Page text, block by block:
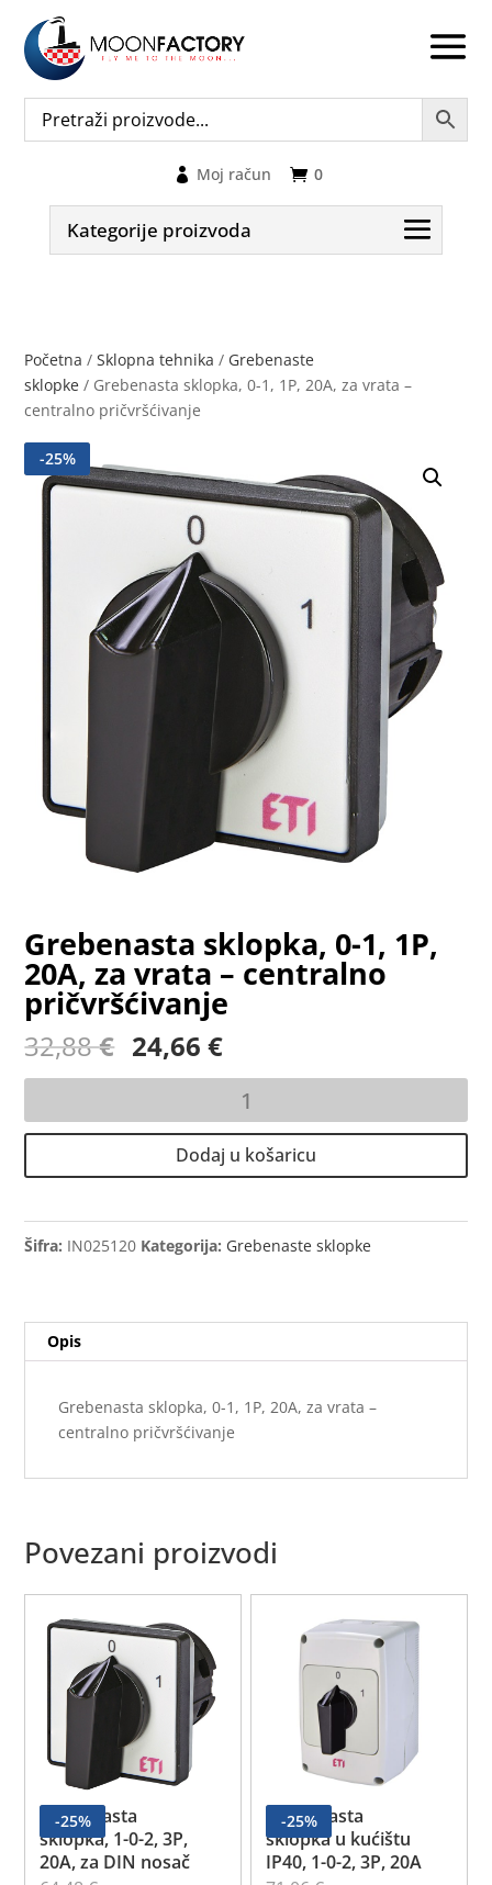
0
Moj račun
Kategorije proizvoda
Početna /Sklopna tehnika / Grebenaste
sklopke / Grebenasta sklopka, 0-1, 1P, 20A, za vrata –
centralno pričvršćivanje
-25%
Grebenasta sklopka, 0-1, 1P,
20A, za vrata – centralno
pričvršćivanje
32,88€ Izvorna
cijena
je:
32,88 €.
24,66€Trenutna
cijena
je:
24,66 €.
0-
20A,
za
centralno
pričvršćivanje
količina
Dodaj u košaricu
Šifra: IN025120 Kategorija: Grebenaste sklopke
Opis
Grebenasta sklopka, 0-1, 1P, 20A, za vrata –
centralno pričvršćivanje
Povezani proizvodi
-25%
Grebenasta
sklopka, 1-0-2, 3P,
20A, za DIN nosač
-25%
Grebenasta
sklopka u kućištu
IP40, 1-0-2, 3P, 20A